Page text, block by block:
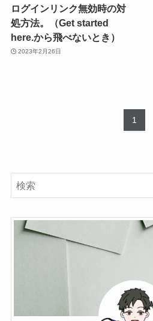
ログインリンク無効時の対
処方法。（Get started
here.から飛べないとき）
2023年2月26日
1